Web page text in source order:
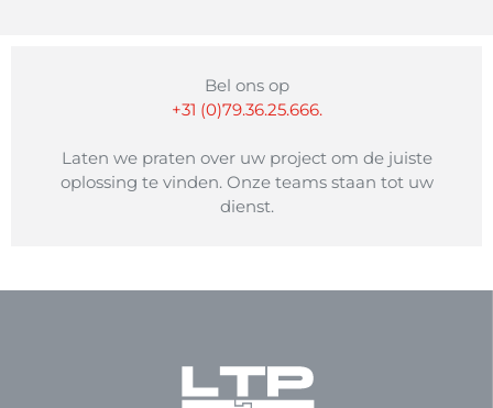
Of … productontwerper, gereedschapsmaker,
machinezetter enz.
Bel ons op
+31 (0)79.36.25.666.
Laten we praten over uw project om de juiste
oplossing te vinden. Onze teams staan ​​tot uw
dienst.